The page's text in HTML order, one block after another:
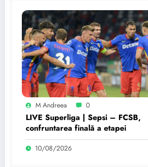
M Andreea 0
LIVE Superliga | Sepsi – FCSB,
confruntarea finală a etapei
10/08/2026